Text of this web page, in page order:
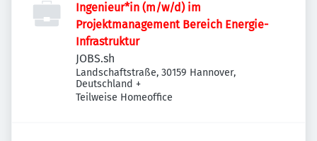
Ingenieur*in (m/w/d) im
Projektmanagement Bereich Energie-
Infrastruktur
JOBS.sh
Landschaftstraße, 30159 Hannover,
Deutschland +
Teilweise Homeoffice